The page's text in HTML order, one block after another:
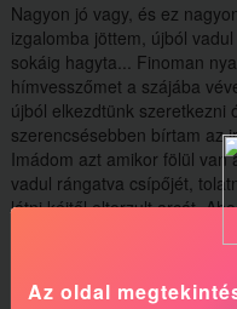
Nagyon jó vagy, és ez
izgalomba jöttem, újból
sokáig hagyta... Finoman
hímvesszőmet a szájába
újból elkezdtünk szeretkezni
szerencsésebben bírtam az
Imádom azt amikor fölül van
vadul rángatva csípőjét,
látni kéjtől eltorzult arcát.
hogy csókoljam őket. Igen
hihetetlennek, és
Az oldal